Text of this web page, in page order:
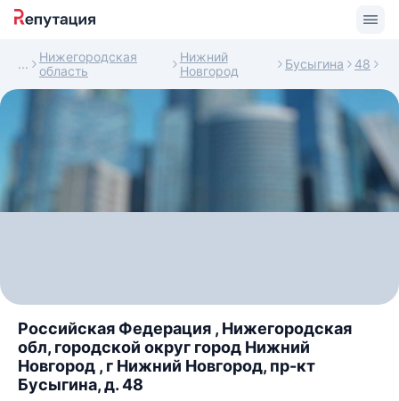
Нижегородская
область
Нижний
Новгород
Бусыгина 48
Российская Федерация , Нижегородская
обл, городской округ город Нижний
Новгород , г Нижний Новгород, пр-кт
Бусыгина, д. 48